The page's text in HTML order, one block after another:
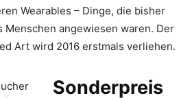
Wearables – Dinge, die bisher
Menschen angewiesen waren. Der
Art wird 2016 erstmals verliehen.
Sonderpreis